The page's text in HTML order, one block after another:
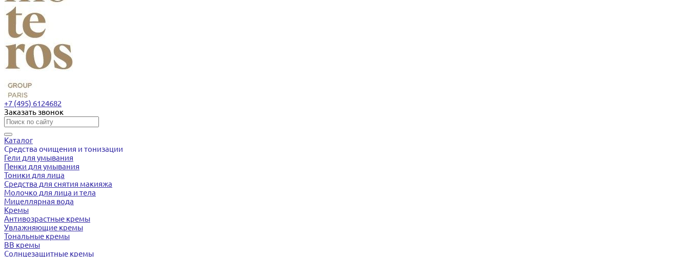
+7 (495) 6124682
Заказать звонок
Каталог
Средства очищения и тонизации
Гели для умывания
Пенки для умывания
Тоники для лица
Средства для снятия макияжа
Молочко для лица и тела
Мицеллярная вода
Кремы
Антивозрастные кремы
Увлажняющие кремы
Тональные кремы
BB кремы
Солнцезащитные кремы